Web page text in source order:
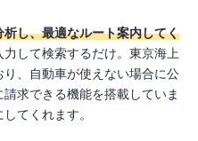
し、最適なルート案内してく
して検索するだけ。東京海上
、自動車が使えない場合に公
求できる機能を搭載していま
てくれます。